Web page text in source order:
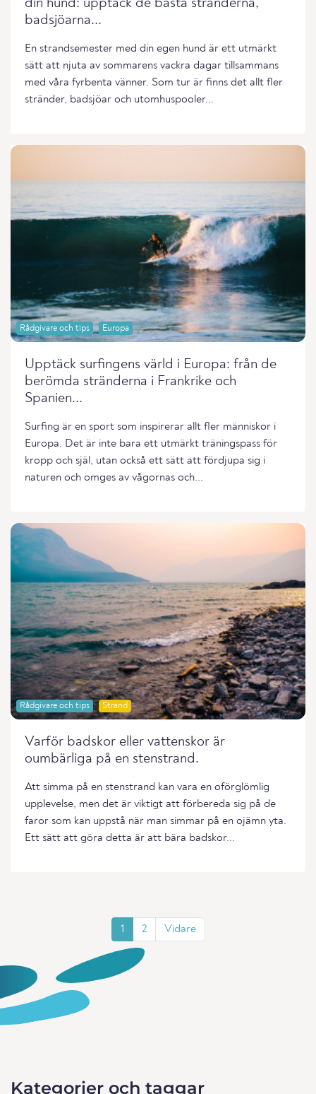
din hund: upptäck de bästa stränderna,
badsjöarna...
En strandsemester med din egen hund är ett utmärkt
sätt att njuta av sommarens vackra dagar tillsammans
med våra fyrbenta vänner. Som tur är finns det allt fler
stränder, badsjöar och utomhuspooler...
Rådgivare och tips Europa
Upptäck surfingens värld i Europa: från de
berömda stränderna i Frankrike och
Spanien...
Surfing är en sport som inspirerar allt fler människor i
Europa. Det är inte bara ett utmärkt träningspass för
kropp och själ, utan också ett sätt att fördjupa sig i
naturen och omges av vågornas och...
Rådgivare och tips Strand
Varför badskor eller vattenskor är
oumbärliga på en stenstrand.
Att simma på en stenstrand kan vara en oförglömlig
upplevelse, men det är viktigt att förbereda sig på de
faror som kan uppstå när man simmar på en ojämn yta.
Ett sätt att göra detta är att bära badskor...
1 2 Vidare
Kategorier och taggar